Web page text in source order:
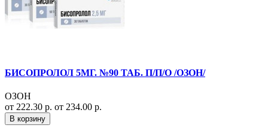
БИСОПРОЛОЛ 5МГ. №90 ТАБ. П/П/О /ОЗОН/
ОЗОН
от 222.30 р. от 234.00 р.
В корзину